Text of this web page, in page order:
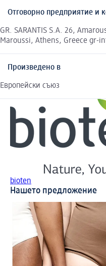
Отговорно предприятие и
GR. SARANTIS S.A. 26,
Maroussi, Athens, Greece gr-
Произведено в
Европейски съюз
bioten
Нашето предложение